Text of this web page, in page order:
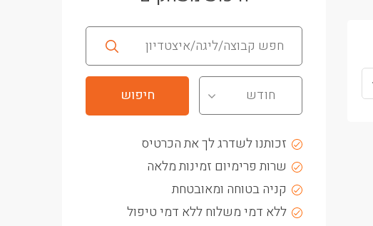
חודש
זכותנו לשדרג לך את הכרטיס
שרות פרימיום זמינות מלאה
קניה בטוחה ומאובטחת
ללא דמי משלוח ללא דמי טיפול